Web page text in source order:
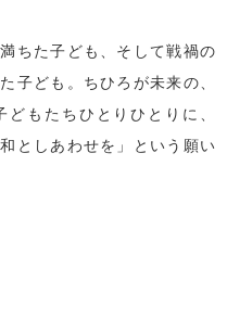
ちた子ども、そして戦禍の
子ども。ちひろが未来の、
もたちひとりひとりに、
としあわせを」という願い